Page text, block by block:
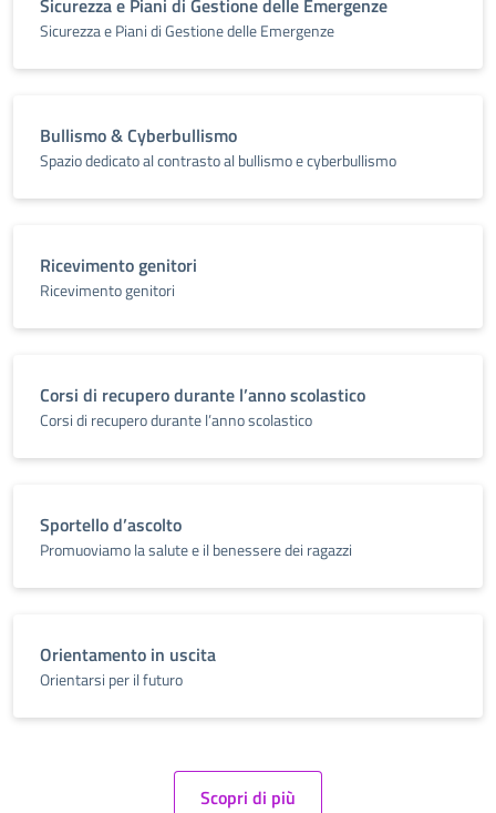
Sicurezza e Piani di Gestione delle Emergenze
Sicurezza e Piani di Gestione delle Emergenze
Bullismo & Cyberbullismo
Spazio dedicato al contrasto al bullismo e cyberbullismo
Ricevimento genitori
Ricevimento genitori
Corsi di recupero durante l’anno scolastico
Corsi di recupero durante l’anno scolastico
Sportello d’ascolto
Promuoviamo la salute e il benessere dei ragazzi
Orientamento in uscita
Orientarsi per il futuro
Scopri di più